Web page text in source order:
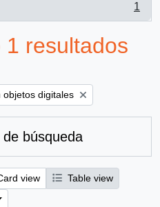
1
1 resultados
filter:
objetos digitales
búsqueda
view
Table view